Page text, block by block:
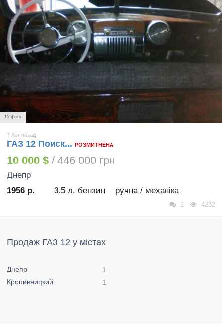
15 фото
7 лет назад
ГАЗ 12 Поиск... РОЗМИТНЕНА
10 000 $ / 446 000 грн
Днепр
1956 р.
3.5 л. бензин ручна / механіка
1 4232
Продаж ГАЗ 12 у містах
Днепр
1
Кропивницкий
1